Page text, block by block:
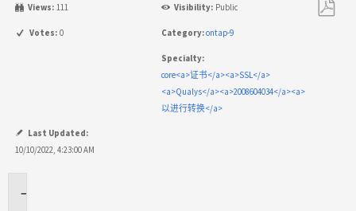
Views: 111 Visibility: Public
Votes: 0 Category:ontap-9
Specialty:
core<a>证书</a><a>SSL</a>
<a>Qualys</a><a>2008604034</a><a>
以进行转换</a>
Last Updated:
10/10/2022, 4:23:00 AM